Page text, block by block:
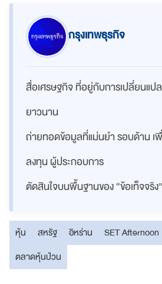
กรุงเทพธุรกิจ
สื่อเศรษฐกิจ ที่อยู่กับการเปลี่ยนแป
ยาวนาน
ถ่ายทอดข้อมูลที่แม่นยำ รอบด้าน เ
ลงทุน ผู้ประกอบการ
ตัดสินใจบนพื้นฐานของ “ข้อเท็จจริง
หุ้น สหรัฐ อิหร่าน SET Afternoon
ตลาดหุ้นป่วน